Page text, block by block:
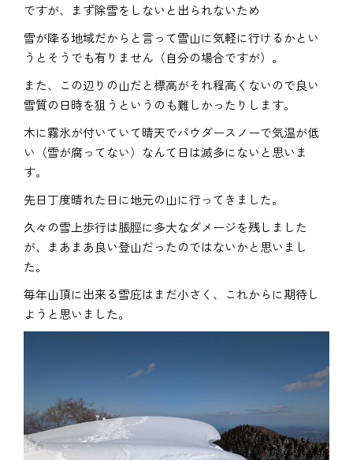
ですが、まず除雪をしないと出られないため
雪が降る地域だからと言って雪山に気軽に行けるかとい
うとそうでも有りません（自分の場合ですが）。
また、この辺りの山だと標高がそれ程高くないので良い
雪質の日時を狙うというのも難しかったりします。
木に霧氷が付いていて晴天でパウダースノーで気温が低
い（雪が腐ってない）なんて日は滅多にないと思いま
す。
先日丁度晴れた日に地元の山に行ってきました。
久々の雪上歩行は脹脛に多大なダメージを残しました
が、まあまあ良い登山だったのではないかと思いまし
た。
毎年山頂に出来る雪庇はまだ小さく、これからに期待し
ようと思いました。